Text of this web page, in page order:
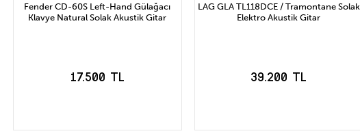
Fender CD-60S Left-Hand Gülağacı
Klavye Natural Solak Akustik Gitar
17.500 TL
LAG GLA TL118DCE / Tramontane Solak
Elektro Akustik Gitar
39.200 TL